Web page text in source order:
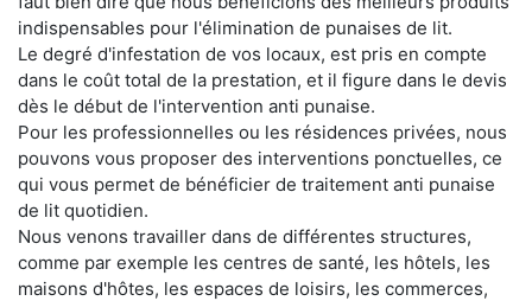
indispensables pour l'élimination de punaises de lit.
Le degré d'infestation de vos locaux, est pris en compte
dans le coût total de la prestation, et il figure dans le devis
dès le début de l'intervention anti punaise.
Pour les professionnelles ou les résidences privées, nous
pouvons vous proposer des interventions ponctuelles, ce
qui vous permet de bénéficier de traitement anti punaise
de lit quotidien.
Nous venons travailler dans de différentes structures,
comme par exemple les centres de santé, les hôtels, les
maisons d'hôtes, les espaces de loisirs, les commerces,